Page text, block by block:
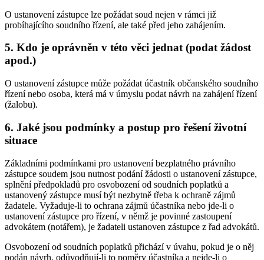
O ustanovení zástupce lze požádat soud nejen v rámci již
probíhajícího soudního řízení, ale také před jeho zahájením.
5. Kdo je oprávněn v této věci jednat (podat žádost
apod.)
O ustanovení zástupce může požádat účastník občanského soudního
řízení nebo osoba, která má v úmyslu podat návrh na zahájení řízení
(žalobu).
6. Jaké jsou podmínky a postup pro řešení životní
situace
Základními podmínkami pro ustanovení bezplatného právního
zástupce soudem jsou nutnost podání žádosti o ustanovení zástupce,
splnění předpokladů pro osvobození od soudních poplatků a
ustanovený zástupce musí být nezbytně třeba k ochraně zájmů
žadatele. Vyžaduje-li to ochrana zájmů účastníka nebo jde-li o
ustanovení zástupce pro řízení, v němž je povinné zastoupení
advokátem (notářem), je žadateli ustanoven zástupce z řad advokátů.
Osvobození od soudních poplatků přichází v úvahu, pokud je o něj
podán návrh, odůvodňují-li to poměry účastníka a nejde-li o